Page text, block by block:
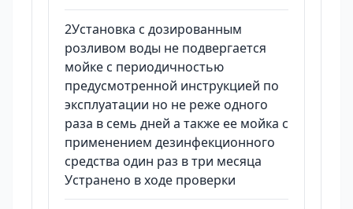
2Установка с дозированным
розливом воды не подвергается
мойке с периодичностью
предусмотренной инструкцией по
эксплуатации но не реже одного
раза в семь дней а также ее мойка с
применением дезинфекционного
средства один раз в три месяца
Устранено в ходе проверки